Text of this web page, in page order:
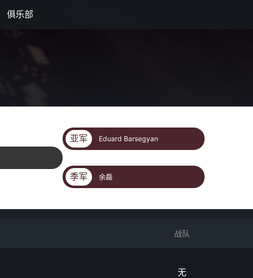
俱乐部
亚军 Eduard Barsegyan
季军 余磊
战队
无